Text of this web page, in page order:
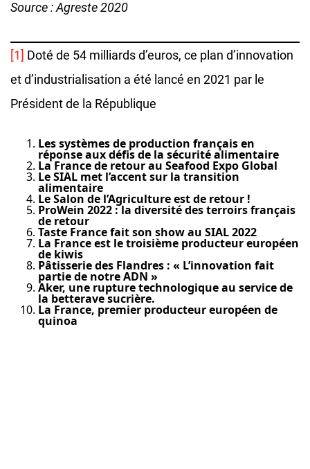
Source : Agreste 2020
[1] Doté de 54 milliards d’euros, ce plan d’innovation
et d’industrialisation a été lancé en 2021 par le
Président de la République
Les systèmes de production français en
réponse aux défis de la sécurité alimentaire
La France de retour au Seafood Expo Global
Le SIAL met l’accent sur la transition
alimentaire
Le Salon de l’Agriculture est de retour !
ProWein 2022 : la diversité des terroirs français
de retour
Taste France fait son show au SIAL 2022
La France est le troisième producteur européen
de kiwis
Pâtisserie des Flandres : « L’innovation fait
partie de notre ADN »
Aker, une rupture technologique au service de
la betterave sucrière.
La France, premier producteur européen de
quinoa